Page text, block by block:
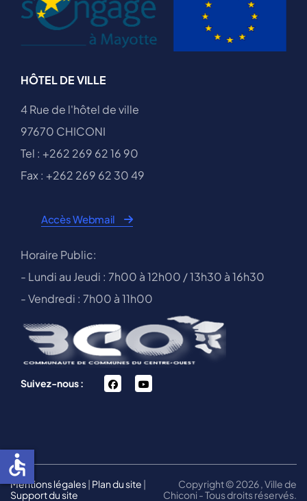
HÔTEL DE VILLE
4 Rue de l'hôtel de ville
97670 CHICONI
Tel : +262 269 62 16 90
Fax : +262 269 62 30 49
Accès Webmail
Horaire Public:
- Lundi au Jeudi : 7h00 à 12h00 / 13h30 à 16h30
- Vendredi : 7h00 à 11h00
Suivez-nous : facebook
You
Mentions légales| Plan du site |
Support du site
Copyright © 2026 , Ville de
Chiconi - Tous droits réservés.
accessible